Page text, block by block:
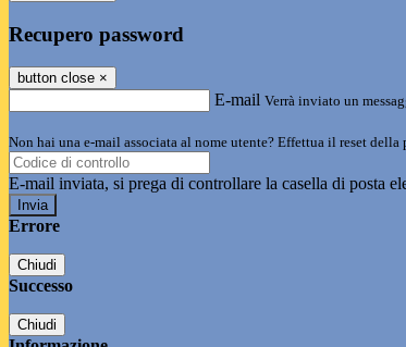
Recupero password
button close ×
E-mail Verrà inviato un
Non hai una e-mail associata al nome utente? Effettua il reset della
E-mail inviata, si prega di controllare la casella di posta
Errore
Chiudi
Successo
Chiudi